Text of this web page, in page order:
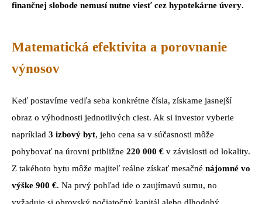
finančnej slobode nemusí nutne viesť cez hypotekárne úvery.
Matematická efektivita a porovnanie
výnosov
Keď postavíme vedľa seba konkrétne čísla, získame jasnejší
obraz o výhodnosti jednotlivých ciest. Ak si investor vyberie
napríklad 3 izbový byt, jeho cena sa v súčasnosti môže
pohybovať na úrovni približne 220 000 € v závislosti od lokality.
Z takéhoto bytu môže majiteľ reálne získať mesačné nájomné vo
výške 900 €. Na prvý pohľad ide o zaujímavú sumu, no